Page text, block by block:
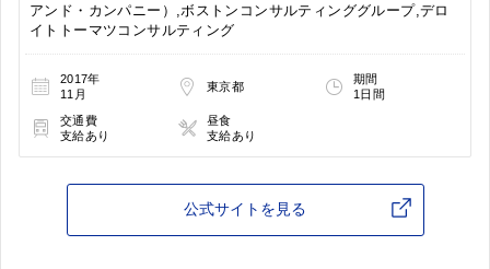
アンド・カンパニー）,ボストンコンサルティンググループ,デロ
イトトーマツコンサルティング
2017年
11月
東京都
期間
1日間
交通費
支給あり
昼食
支給あり
公式サイトを見る